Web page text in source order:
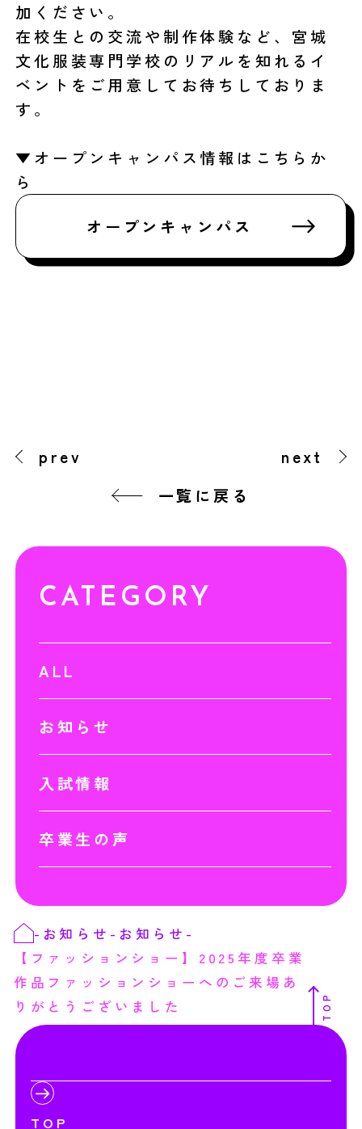
加ください。
在校生との交流や制作体験など、宮城
文化服装専門学校のリアルを知れるイ
ベントをご用意してお待ちしておりま
す。
▼オープンキャンパス情報はこちらか
ら
オープンキャンパス
prev
一覧に戻る
next
CATEGORY
ALL
お知らせ
入試情報
卒業生の声
- お知らせ - お知らせ -
【ファッションショー】2025年度卒業
作品ファッションショーへのご来場あ
りがとうございました
TOP
TOP